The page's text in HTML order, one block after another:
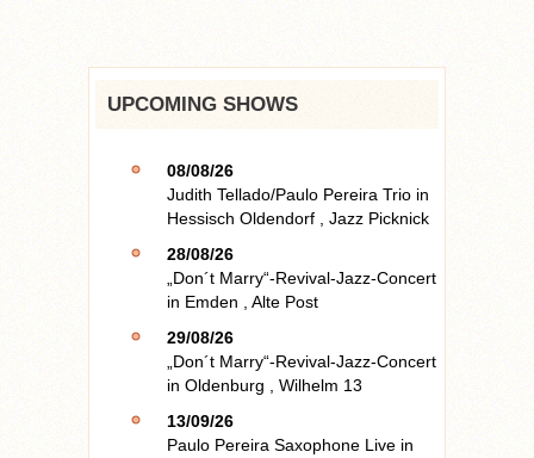
UPCOMING SHOWS
08/08/26
Judith Tellado/Paulo Pereira Trio in
Hessisch Oldendorf , Jazz Picknick
28/08/26
„Don´t Marry“-Revival-Jazz-Concert
in Emden , Alte Post
29/08/26
„Don´t Marry“-Revival-Jazz-Concert
in Oldenburg , Wilhelm 13
13/09/26
Paulo Pereira Saxophone Live in